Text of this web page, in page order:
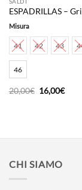
ESPADRILLAS –
Misura
41 42 43
46
20,00€ Il
prezzo
16,00€Il
CHI SIAMO